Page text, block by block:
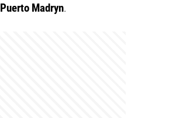
Puerto Madryn.